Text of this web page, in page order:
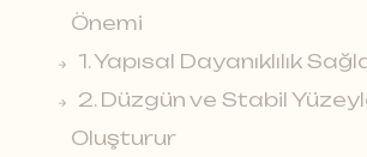
Önemi
1. Yapısal Dayanıklılık
2. Düzgün ve Stabil
Oluşturur